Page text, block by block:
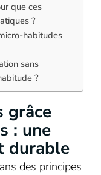
que ces
?
habitudes
sans
?
grâce
: une
durable
des principes